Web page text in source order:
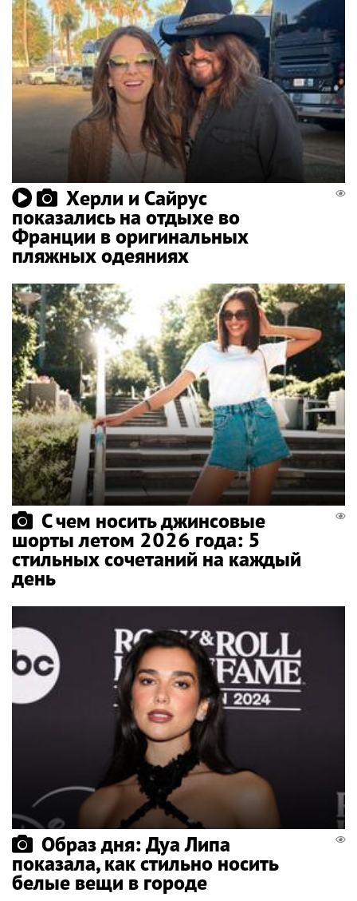
Херли и Сайрус
показались на отдыхе во
Франции в оригинальных
пляжных одеяниях
С чем носить джинсовые
шорты летом 2026 года: 5
стильных сочетаний на каждый
день
Образ дня: Дуа Липа
показала, как стильно носить
белые вещи в городе